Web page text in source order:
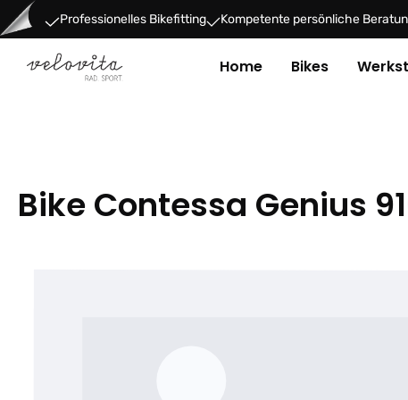
Hauptinhalt springen
Zur Hauptnavigation springen
Professionelles Bikefitting Kompetente persönliche
Home Bikes
Bike Contessa Genius